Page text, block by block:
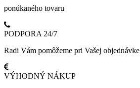
ponúkaného tovaru
PODPORA 24/7
Radi Vám pomôžeme pri Vašej objednávke
VÝHODNÝ NÁKUP